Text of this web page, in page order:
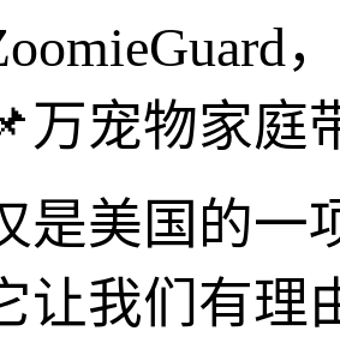
万宠物家庭
是美国的一
让我们有理